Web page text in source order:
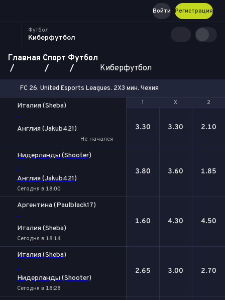
Регистрация
Войти
Футбол
Киберфутбол
Главная Спорт Футбол
Киберфутбол
FC 26. United Esports Leagues. 2X3 мин. Чехия
1 Х 2
Италия (Sheba)
-
Англия (Jakub421)
Не начался
1 Х 2
3.30 3.30 2.10
Нидерланды (Shooter)
-
Англия (Jakub421)
Сегодня в 18:00
3.80 3.60 1.85
Аргентина (Paulblack17)
-
Италия (Sheba)
Сегодня в 18:14
1.60 4.30 4.50
Италия (Sheba)
-
Нидерланды (Shooter)
Сегодня в 18:28
2.65 3.00 2.70